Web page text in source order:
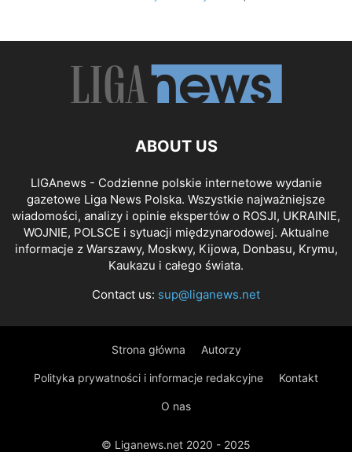
ABOUT US
LIGAnews - Codzienne polskie internetowe wydanie
gazetowe Liga News Polska. Wszystkie najważniejsze
wiadomości, analizy i opinie ekspertów o ROSJI, UKRAINIE,
WOJNIE, POLSCE i sytuacji międzynarodowej. Aktualne
informacje z Warszawy, Moskwy, Kijowa, Donbasu, Krymu,
Kaukazu i całego świata.
Contact us: sup@liganews.net
Strona główna Autorzy
Polityka prywatności i informacje redakcyjne Kontakt
O nas
© Liganews.net 2020 - 2025